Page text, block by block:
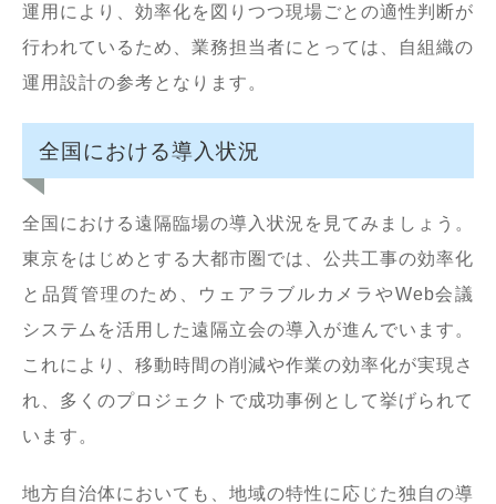
運用により、効率化を図りつつ現場ごとの適性判断が
行われているため、業務担当者にとっては、自組織の
運用設計の参考となります。
全国における導入状況
全国における遠隔臨場の導入状況を見てみましょう。
東京をはじめとする大都市圏では、公共工事の効率化
と品質管理のため、ウェアラブルカメラやWeb会議
システムを活用した遠隔立会の導入が進んでいます。
これにより、移動時間の削減や作業の効率化が実現さ
れ、多くのプロジェクトで成功事例として挙げられて
います。
地方自治体においても、地域の特性に応じた独自の導